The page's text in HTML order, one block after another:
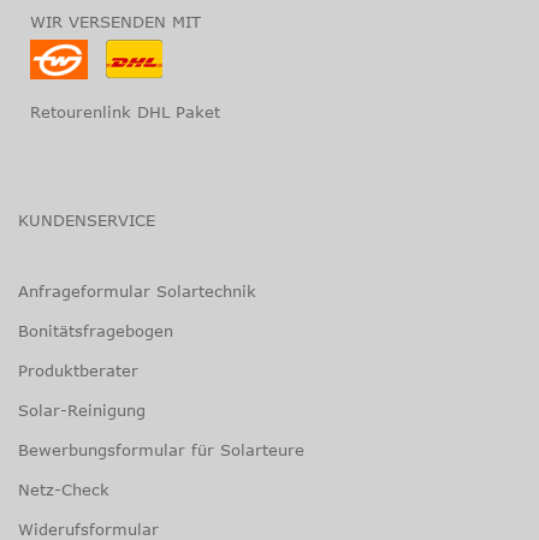
WIR VERSENDEN MIT
Retourenlink DHL Paket
KUNDENSERVICE
Anfrageformular Solartechnik
Bonitätsfragebogen
Produktberater
Solar-Reinigung
Bewerbungsformular für Solarteure
Netz-Check
Widerufsformular